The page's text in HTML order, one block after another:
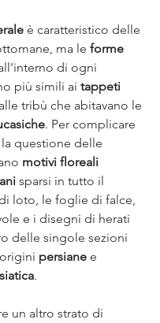
è caratteristico delle
ma le forme
di ogni
più simili ai tappeti
tribù che abitavano le
. Per complicare
questione delle
motivi floreali
sparsi in tutto il
loto, le foglie di falce,
e i disegni di herati
delle singole sezioni
persiane e
.
un altro strato di